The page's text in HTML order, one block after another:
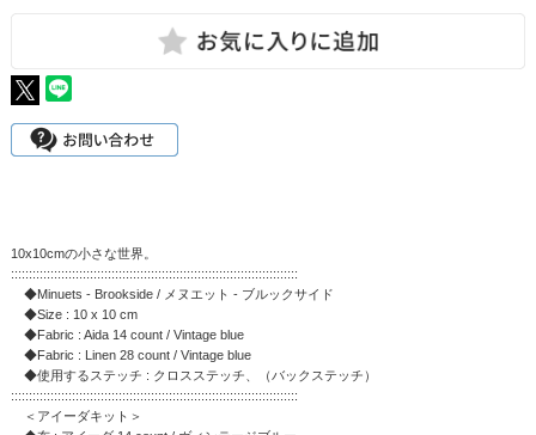
10x10cmの小さな世界。
::::::::::::::::::::::::::::::::::::::::::::::::::::::::::::::::::::::::::::::::
◆Minuets - Brookside / メヌエット - ブルックサイド
◆Size : 10 x 10 cm
◆Fabric : Aida 14 count / Vintage blue
◆Fabric : Linen 28 count / Vintage blue
◆使用するステッチ : クロスステッチ、（バックステッチ）
::::::::::::::::::::::::::::::::::::::::::::::::::::::::::::::::::::::::::::::::
＜アイーダキット＞